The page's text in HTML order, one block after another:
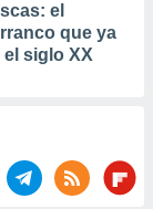
el
que ya
siglo XX